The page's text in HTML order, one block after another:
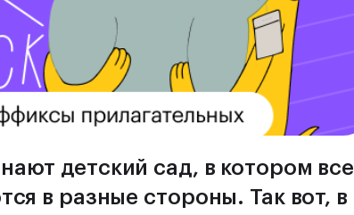
детский сад, в котором все
в разные стороны. Так вот, в